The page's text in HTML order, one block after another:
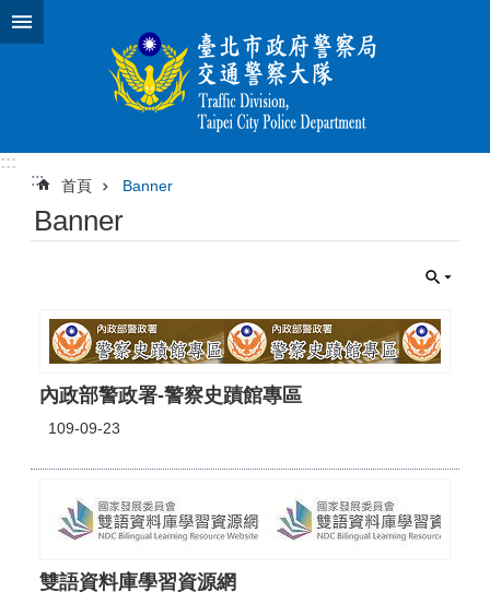
跳到主要內容區塊
:::
:::
首頁 Banner
Banner
內政部警政署-警察史蹟館專區
109-09-23
雙語資料庫學習資源網